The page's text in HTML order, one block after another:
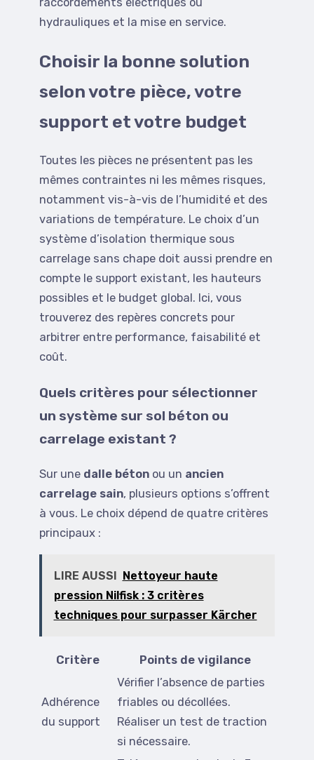
hydrauliques et la mise en service.
Choisir la bonne solution
selon votre pièce, votre
support et votre budget
Toutes les pièces ne présentent pas les
mêmes contraintes ni les mêmes risques,
notamment vis-à-vis de l’humidité et des
variations de température. Le choix d’un
système d’isolation thermique sous
carrelage sans chape doit aussi prendre en
compte le support existant, les hauteurs
possibles et le budget global. Ici, vous
trouverez des repères concrets pour
arbitrer entre performance, faisabilité et
coût.
Quels critères pour sélectionner
un système sur sol béton ou
carrelage existant ?
Sur une dalle béton ou un ancien
carrelage sain, plusieurs options s’offrent
à vous. Le choix dépend de quatre critères
principaux :
LIRE AUSSI Nettoyeur haute
pression Nilfisk : 3 critères
techniques pour surpasser Kärcher
Critère Points de vigilance
Adhérence
du support
Vérifier l’absence de parties
friables ou décollées.
Réaliser un test de traction
si nécessaire.